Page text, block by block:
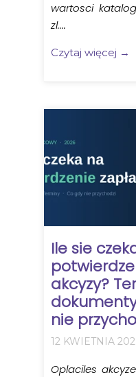
wartosci
zl....
Czytaj więcej →
Ile sie
akcyzy?
nie
12 KWIETNIA
Oplaciles